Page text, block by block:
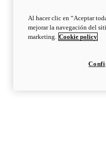
Al hacer clic en “Aceptar
mejorar la navegación del
marketing. Cookie policy